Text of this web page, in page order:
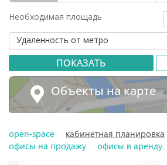
Необходимая площадь
Удаленность от метро
Объекты на карте
open-space кабинетная планировка
офисы на продажу
офисы в аренду